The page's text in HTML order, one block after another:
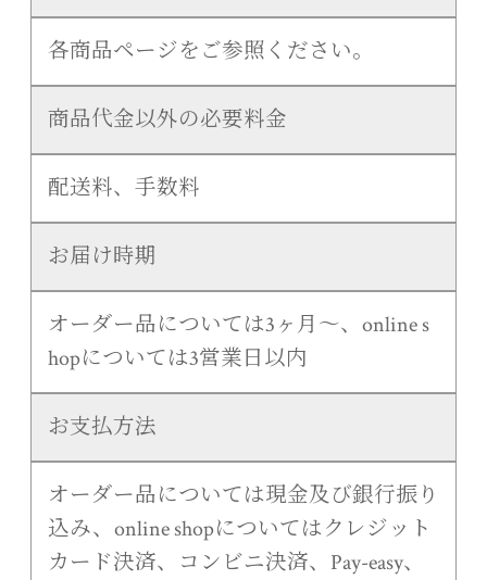
各商品ページをご参照ください。
商品代金以外の必要料金
配送料、手数料
お届け時期
オーダー品については3ヶ月〜、online s
hopについては3営業日以内
お支払方法
オーダー品については現金及び銀行振り
込み、online shopについてはクレジット
カード決済、コンビニ決済、Pay-easy、